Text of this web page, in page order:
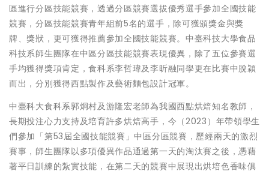
區進行分區技能競賽，透過分區競賽選拔優秀選手參加全國技能
競賽，分區技能競賽青年組前5名的選手，除可獲頒獎金與獎
牌、獎狀，更可獲得推薦參加全國技能競賽。中臺科技大學食品
科技系師生團隊在中區分區技能競賽表現優異，除了五位參賽選
手均獲得獎項肯定，食科系李哲瑋及李昕融同學更在比賽中脫穎
而出，分別獲得西點製作及藝術麵包設計冠軍。
中臺科大食科系郭炯村及游隆宏老師為我國西點烘焙知名教師，
長期投注心力支持及培育許多烘焙高手，今（2023）年帶領學生
們參加「第53屆全國技能競賽」中區分區競賽，歷經兩天的激烈
賽事，師生團隊以多項優異作品通過第一天的淘汰賽之後，憑藉
著平日訓練的紮實技能，在第二天的競賽中展現出烘培色香味俱